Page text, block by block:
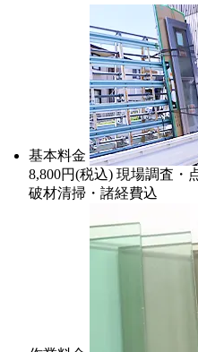
基本料金
8,800円(税込) 現場調査・
破材清掃・諸経費込